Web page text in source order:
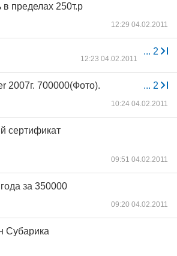
пределах 250т.р
12:29 04.02.2011
... 2
12:23 04.02.2011
... 2
2007г. 700000(Фото).
10:24 04.02.2011
сертификат
09:51 04.02.2011
за 350000
09:20 04.02.2011
Субарика